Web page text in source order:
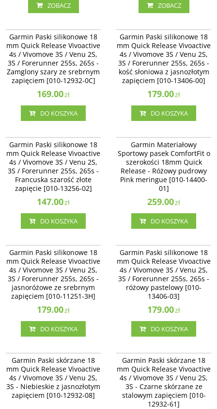
ZOBACZ ZOBACZ
Garmin Paski silikonowe 18
mm Quick Release Vivoactive
4s / Vivomove 3S / Venu 2S,
3S / Forerunner 255s, 265s -
Zamglony szary ze srebrnym
zapięciem [010-12932-0C]
169.00zł
DO KOSZYKA
Garmin Paski silikonowe 18
mm Quick Release Vivoactive
4s / Vivomove 3S / Venu 2S,
3S / Forerunner 255s, 265s -
kość słoniowa z jasnozłotym
zapięciem [010-13406-00]
179.00zł
DO KOSZYKA
Garmin Paski silikonowe 18
mm Quick Release Vivoactive
4s / Vivomove 3S / Venu 2S,
3S / Forerunner 255s, 265s -
Francuska szarość złote
zapięcie [010-13256-02]
147.00zł
DO KOSZYKA
Garmin Materiałowy
Sportowy pasek ComfortFit o
szerokości 18mm Quick
Release - Różowy pudrowy
Pink meringue [010-14400-
01]
259.00zł
DO KOSZYKA
Garmin Paski silikonowe 18
mm Quick Release Vivoactive
4s / Vivomove 3S / Venu 2S,
3S / Forerunner 255s, 265s -
jasnoróżowe ze srebrnym
zapięciem [010-11251-3H]
179.00zł
DO KOSZYKA
Garmin Paski silikonowe 18
mm Quick Release Vivoactive
4s / Vivomove 3S / Venu 2S,
3S / Forerunner 255s, 265s -
różowy pastelowy [010-
13406-03]
179.00zł
DO KOSZYKA
Garmin Paski skórzane 18
mm Quick Release Vivoactive
4s / Vivomove 3S / Venu 2S,
3S - Niebieskie z jasnozłotym
zapięciem [010-12932-08]
Garmin Paski skórzane 18
mm Quick Release Vivoactive
4s / Vivomove 3S / Venu 2S,
3S - Czarne skórzane ze
stalowym zapięciem [010-
12932-61]